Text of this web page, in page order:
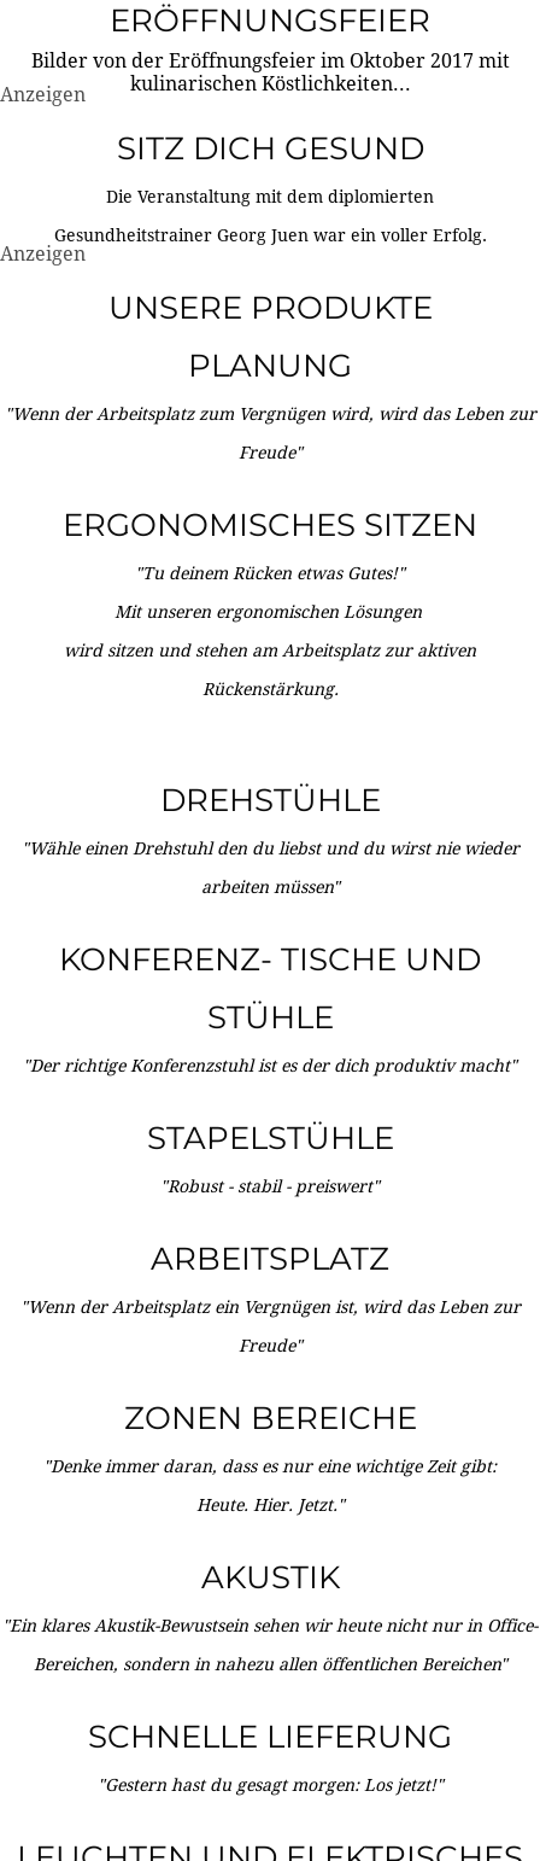
ERÖFFNUNGSFEIER
Bilder von der Eröffnungsfeier im Oktober 2017 mit
kulinarischen Köstlichkeiten...
Anzeigen
SITZ DICH GESUND
Die Veranstaltung mit dem diplomierten
Gesundheitstrainer Georg Juen war ein voller Erfolg.
Anzeigen
UNSERE PRODUKTE
PLANUNG
"Wenn der Arbeitsplatz zum Vergnügen wird, wird das Leben zur
Freude"
ERGONOMISCHES SITZEN
"Tu deinem Rücken etwas Gutes!"
Mit unseren ergonomischen Lösungen
wird sitzen und stehen am Arbeitsplatz zur aktiven
Rückenstärkung.
DREHSTÜHLE
"Wähle einen Drehstuhl den du liebst und du wirst nie wieder
arbeiten müssen"
KONFERENZ- TISCHE UND
STÜHLE
"Der richtige Konferenzstuhl ist es der dich produktiv macht"
STAPELSTÜHLE
"Robust - stabil - preiswert"
ARBEITSPLATZ
"Wenn der Arbeitsplatz ein Vergnügen ist, wird das Leben zur
Freude"
ZONEN BEREICHE
"Denke immer daran, dass es nur eine wichtige Zeit gibt:
Heute. Hier. Jetzt."
AKUSTIK
"Ein klares Akustik-Bewustsein sehen wir heute nicht nur in Office-
Bereichen, sondern in nahezu allen öffentlichen Bereichen"
SCHNELLE LIEFERUNG
"Gestern hast du gesagt morgen: Los jetzt!"